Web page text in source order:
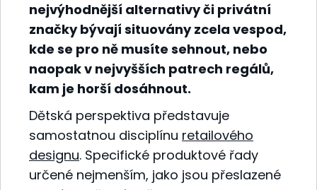
nejvýhodnější alternativy či privátní
značky bývají situovány zcela vespod,
kde se pro ně musíte sehnout, nebo
naopak v nejvyšších patrech regálů,
kam je horší dosáhnout.
Dětská perspektiva představuje
samostatnou disciplínu retailového
designu. Specifické produktové řady
určené nejmenším, jako jsou přeslazené